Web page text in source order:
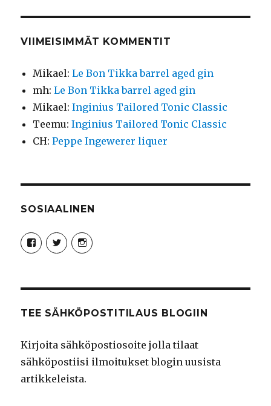
VIIMEISIMMÄT KOMMENTIT
Mikael:Le Bon Tikka barrel aged gin
mh:Le Bon Tikka barrel aged gin
Mikael:Inginius Tailored Tonic Classic
Teemu:Inginius Tailored Tonic Classic
CH:Peppe Ingewerer liquer
SOSIAALINEN
Näytä
Syncro89Photography:n
profiili
Näytä
MikaelJohnsson:n
profiili
Näytä
syncro89:n
TEE SÄHKÖPOSTITILAUS BLOGIIN
Kirjoita sähköpostiosoite jolla tilaat
sähköpostiisi ilmoitukset blogin uusista
artikkeleista.